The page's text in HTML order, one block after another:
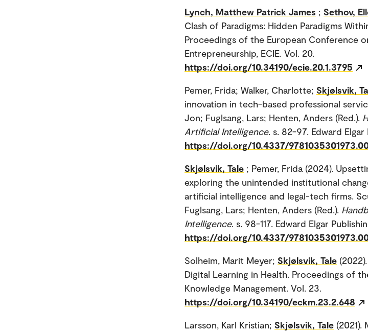
Lynch, Matthew Patrick James ; Sethov,
Clash of Paradigms: Hidden Paradigms
Proceedings of the European Conference
Entrepreneurship, ECIE. Vol. 20.
https://doi.org/10.34190/ecie.20.1.3795
Pemer, Frida; Walker, Charlotte; Skjølsvik,
innovation in tech-based professional
Jon; Fuglsang, Lars; Henten, Anders (Red.).
Artificial Intelligence. s. 82-97. Edward Elgar
https://doi.org/10.4337/
Skjølsvik, Tale ; Pemer, Frida (2024).
exploring the unintended institutional
artificial intelligence and legal-tech firms.
Fuglsang, Lars; Henten, Anders (Red.).
Intelligence. s. 98-117. Edward Elgar
https://doi.org/10.4337/
Solheim, Marit Meyer; Skjølsvik, Tale
Digital Learning in Health. Proceedings of
Knowledge Management. Vol. 23.
https://doi.org/10.34190/eckm.23.2.648
Larsson, Karl Kristian; Skjølsvik, Tale